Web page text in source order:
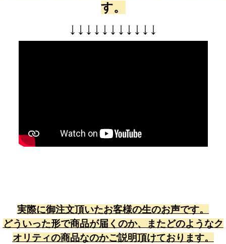
す。
↓ ↓ ↓ ↓ ↓ ↓ ↓ ↓ ↓ ↓ ↓
実際に御注文頂いたお客様の生のお声です。
どういった形で商品が届くのか、またどのようなク
オリティの商品なのかご説明頂けております。